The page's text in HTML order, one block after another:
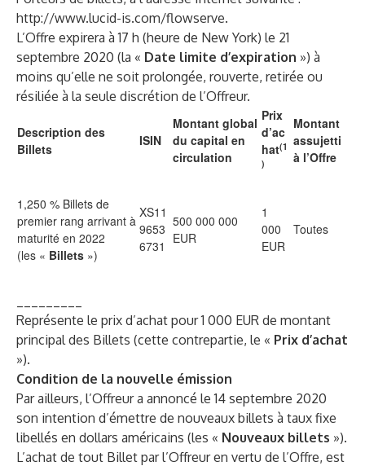
http://www.lucid-is.com/flowserve.
L’Offre expirera à 17 h (heure de New York) le 21
septembre 2020 (la « Date limite d’expiration ») à
moins qu’elle ne soit prolongée, rouverte, retirée ou
résiliée à la seule discrétion de l’Offreur.
Description des
Billets
ISIN
Montant global
du capital en
circulation
Prix
d’ac
hat(1
)
Montant
assujetti
à l’Offre
1,250 % Billets de
premier rang arrivant à
maturité en 2022
(les « Billets »)
XS11
9653
6731
500 000 000
EUR
1
000
EUR
Toutes
Représente le prix d’achat pour 1 000 EUR de montant
principal des Billets (cette contrepartie, le « Prix d’achat
»).
Condition de la nouvelle émission
Par ailleurs, l’Offreur a annoncé le 14 septembre 2020
son intention d’émettre de nouveaux billets à taux fixe
libellés en dollars américains (les « Nouveaux billets »).
L’achat de tout Billet par l’Offreur en vertu de l’Offre, est